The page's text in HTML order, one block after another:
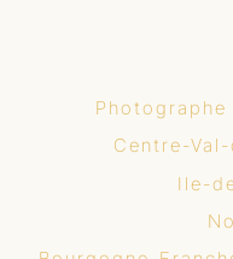
Photographe
Centre-
Ile-